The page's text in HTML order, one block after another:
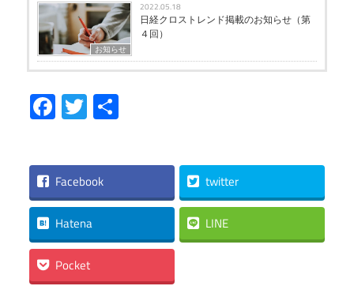
お知らせ
2022.05.18
日経クロストレンド掲載のお知らせ（第
４回）
Facebook
Twitter
Facebook twitter
Hatena LINE
Pocket